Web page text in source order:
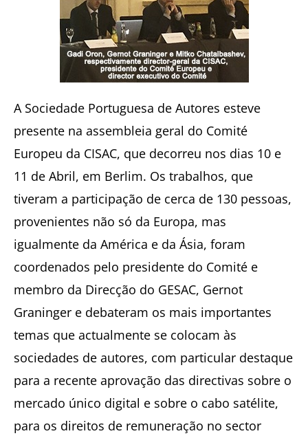
A Sociedade Portuguesa de Autores esteve
presente na assembleia geral do Comité
Europeu da CISAC, que decorreu nos dias 10 e
11 de Abril, em Berlim. Os trabalhos, que
tiveram a participação de cerca de 130 pessoas,
provenientes não só da Europa, mas
igualmente da América e da Ásia, foram
coordenados pelo presidente do Comité e
membro da Direcção do GESAC, Gernot
Graninger e debateram os mais importantes
temas que actualmente se colocam às
sociedades de autores, com particular destaque
para a recente aprovação das directivas sobre o
mercado único digital e sobre o cabo satélite,
para os direitos de remuneração no sector